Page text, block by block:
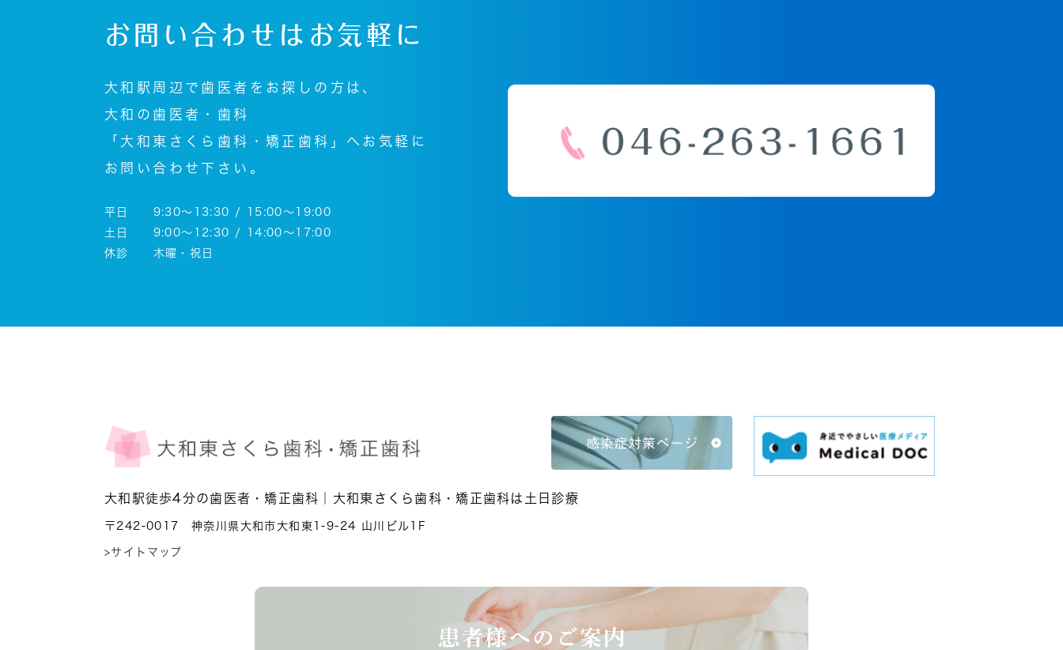
お問い合わせは お気軽に
大和駅周辺で歯医者をお探しの方は、
大和の歯医者・歯科
「大和東さくら歯科・矯正歯科」へ お気軽に
お問い合わせ下さい。
平日 9:30～13:30 / 15:00～19:00
土日 9:00～12:30 / 14:00～17:00
休診 木曜・祝日
大和駅徒歩4分の歯医者・矯正歯科｜大和東さくら歯科・矯正歯科は土日診療
〒242-0017 神奈川県大和市大和東1-9-24 山川ビル1F
>サイトマップ